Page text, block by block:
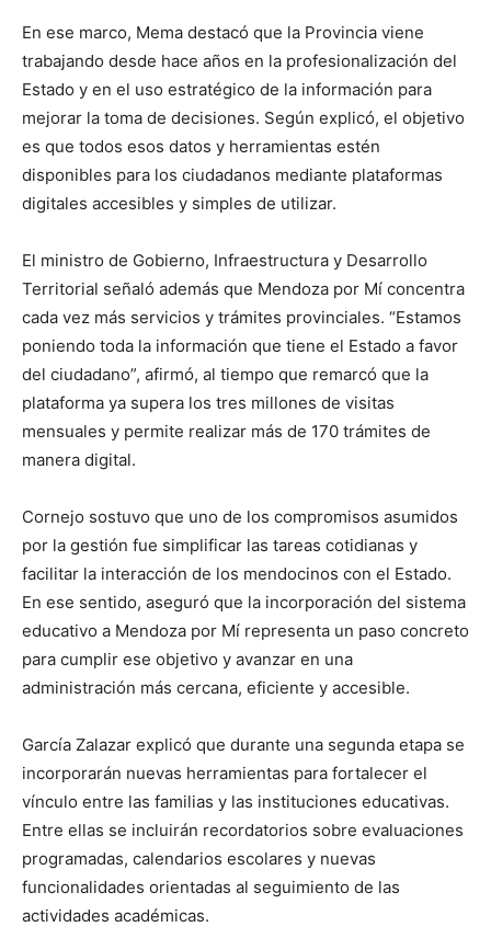
En ese marco, Mema destacó que la Provincia viene
trabajando desde hace años en la profesionalización del
Estado y en el uso estratégico de la información para
mejorar la toma de decisiones. Según explicó, el objetivo
es que todos esos datos y herramientas estén
disponibles para los ciudadanos mediante plataformas
digitales accesibles y simples de utilizar.
El ministro de Gobierno, Infraestructura y Desarrollo
Territorial señaló además que Mendoza por Mí concentra
cada vez más servicios y trámites provinciales. “Estamos
poniendo toda la información que tiene el Estado a favor
del ciudadano”, afirmó, al tiempo que remarcó que la
plataforma ya supera los tres millones de visitas
mensuales y permite realizar más de 170 trámites de
manera digital.
Cornejo sostuvo que uno de los compromisos asumidos
por la gestión fue simplificar las tareas cotidianas y
facilitar la interacción de los mendocinos con el Estado.
En ese sentido, aseguró que la incorporación del sistema
educativo a Mendoza por Mí representa un paso concreto
para cumplir ese objetivo y avanzar en una
administración más cercana, eficiente y accesible.
García Zalazar explicó que durante una segunda etapa se
incorporarán nuevas herramientas para fortalecer el
vínculo entre las familias y las instituciones educativas.
Entre ellas se incluirán recordatorios sobre evaluaciones
programadas, calendarios escolares y nuevas
funcionalidades orientadas al seguimiento de las
actividades académicas.